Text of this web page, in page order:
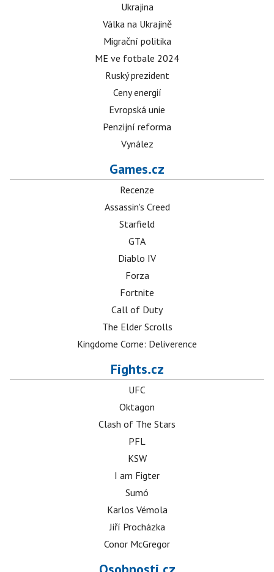
Ukrajina
Válka na Ukrajině
Migrační politika
ME ve fotbale 2024
Ruský prezident
Ceny energií
Evropská unie
Penzijní reforma
Vynález
Games.cz
Recenze
Assassin's Creed
Starfield
GTA
Diablo IV
Forza
Fortnite
Call of Duty
The Elder Scrolls
Kingdome Come: Deliverence
Fights.cz
UFC
Oktagon
Clash of The Stars
PFL
KSW
I am Figter
Sumó
Karlos Vémola
Jiří Procházka
Conor McGregor